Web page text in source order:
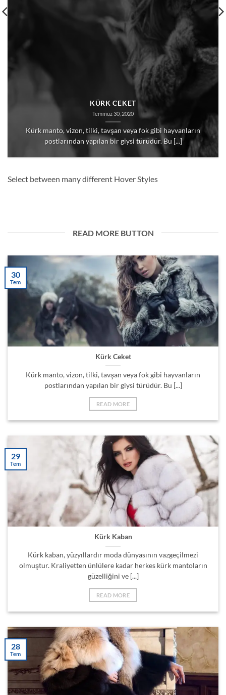
KÜRK CEKET
Temmuz 30, 2020
Kürk manto, vizon, tilki, tavşan veya fok gibi hayvanların
postlarından yapılan bir giysi türüdür. Bu [...]
Select between many different Hover Styles
READ MORE BUTTON
Kürk Ceket
Kürk manto, vizon, tilki, tavşan veya fok gibi hayvanların
postlarından yapılan bir giysi türüdür. Bu [...]
READ MORE
30
Tem
Kürk Kaban
Kürk kaban, yüzyıllardır moda dünyasının vazgeçilmezi
olmuştur. Kraliyetten ünlülere kadar herkes kürk mantoların
güzelliğini ve [...]
READ MORE
29
Tem
28
Tem